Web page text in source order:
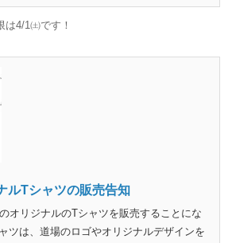
4/1㈯です！
ルTシャツの販売告知
オリジナルのTシャツを販売することにな
ツは、道場のロゴやオリジナルデザインを